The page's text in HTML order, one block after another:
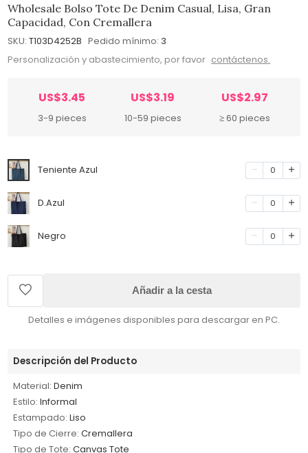
Wholesale Bolso Tote De Denim Casual, Lisa, Gran
Capacidad, Con Cremallera
SKU: T103D4252B Pedido mínimo: 3
Personalización y abastecimiento, por favor contáctenos.
US$3.45
3-9 pieces
US$3.19
10-59 pieces
US$2.97
≥ 60 pieces
Teniente Azul 0
D.Azul 0
Negro 0
Añadir a la cesta
Detalles e imágenes disponibles para descargar en PC.
Descripción del Producto
Material: Denim
Estilo: Informal
Estampado: Liso
Tipo de Cierre: Cremallera
Tipo de Tote: Canvas Tote